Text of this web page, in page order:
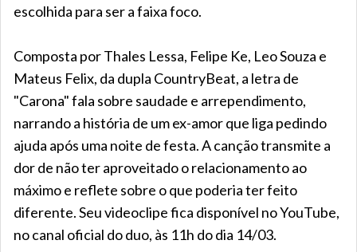
escolhida para ser a faixa foco.
Composta por Thales Lessa, Felipe Ke, Leo Souza e
Mateus Felix, da dupla CountryBeat, a letra de
"Carona" fala sobre saudade e arrependimento,
narrando a história de um ex-amor que liga pedindo
ajuda após uma noite de festa. A canção transmite a
dor de não ter aproveitado o relacionamento ao
máximo e reflete sobre o que poderia ter feito
diferente. Seu videoclipe fica disponível no YouTube,
no canal oficial do duo, às 11h do dia 14/03.